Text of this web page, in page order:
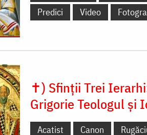
Predici
Video
✝) Sfinții Trei
Grigorie Teologul și
Acatist Canon